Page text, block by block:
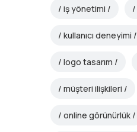
iş yönetimi
kullanıcı deneyimi
logo tasarım
müşteri ilişkileri
online görünürlük